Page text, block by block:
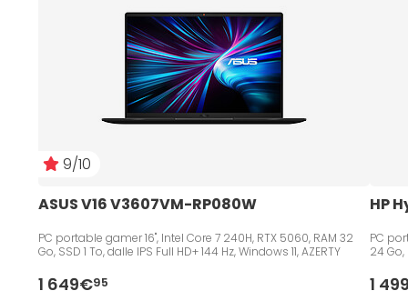
9/10
ASUS V16 V3607VM-RP080W
PC portable gamer 16", Intel Core 7 240H, RTX 5060, RAM 32
Go, SSD 1 To, dalle IPS Full HD+ 144 Hz, Windows 11, AZERTY
1 649€95
HP
PC
24 Go,
1